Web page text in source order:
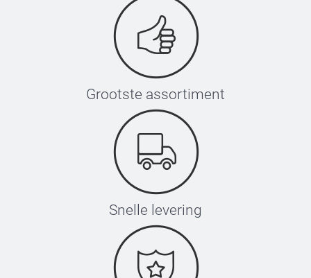
Grootste assortiment
Snelle levering